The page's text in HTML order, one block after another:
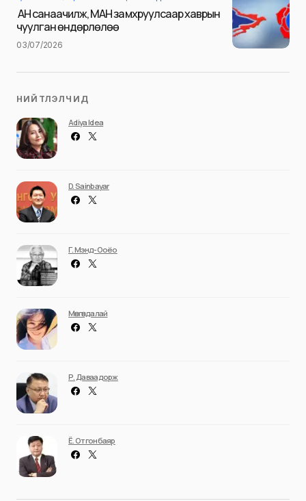
Илгээх
АН санаачилж, МАН замхруулсаар хаврын
чуулган өндөрлөлөө
03/07/2026
НИЙТЛЭЛЧИД
Adiya Idea
D. Sainbayar
Г. Мэнд-Ооёо
Мөнгөндалай
Р. Даваадорж
Ё. Отгонбаяр